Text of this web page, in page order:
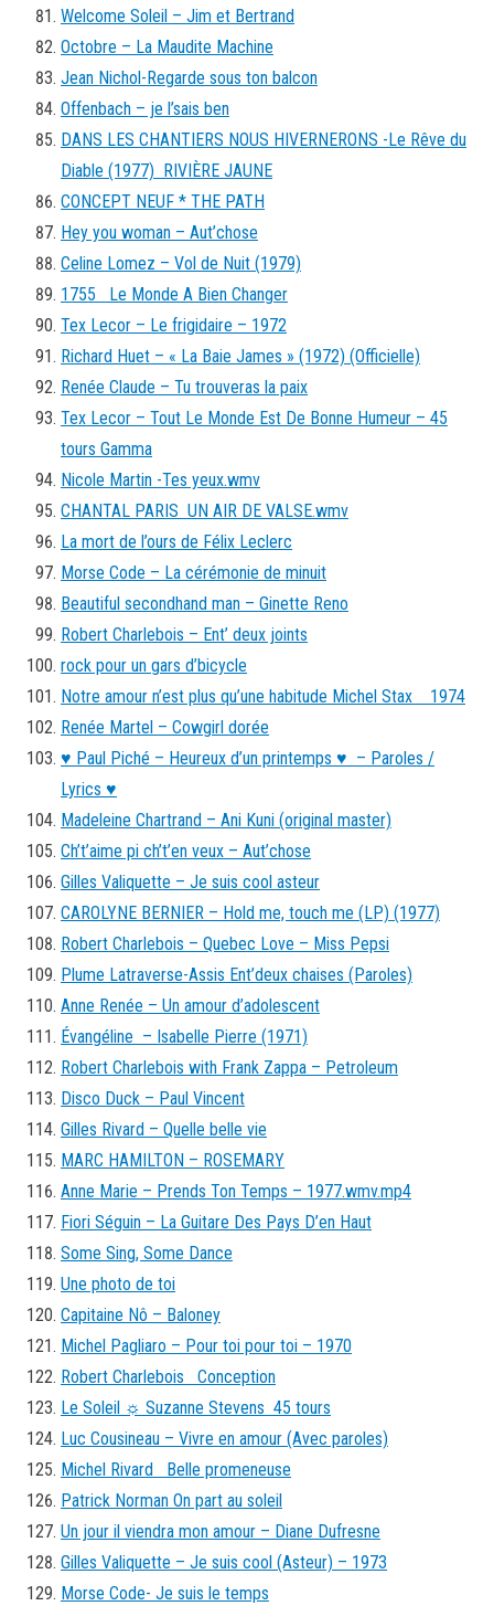
Welcome Soleil – Jim et Bertrand
Octobre – La Maudite Machine
Jean Nichol-Regarde sous ton balcon
Offenbach – je l’sais ben
DANS LES CHANTIERS NOUS HIVERNERONS -Le Rêve du
Diable (1977) RIVIÈRE JAUNE
CONCEPT NEUF * THE PATH
Hey you woman – Aut’chose
Celine Lomez – Vol de Nuit (1979)
1755 Le Monde A Bien Changer
Tex Lecor – Le frigidaire – 1972
Richard Huet – « La Baie James » (1972) (Officielle)
Renée Claude – Tu trouveras la paix
Tex Lecor – Tout Le Monde Est De Bonne Humeur – 45
tours Gamma
Nicole Martin -Tes yeux.wmv
CHANTAL PARIS UN AIR DE VALSE.wmv
La mort de l’ours de Félix Leclerc
Morse Code – La cérémonie de minuit
Beautiful secondhand man – Ginette Reno
Robert Charlebois – Ent’ deux joints
rock pour un gars d’bicycle
Notre amour n’est plus qu’une habitude Michel Stax 1974
Renée Martel – Cowgirl dorée
♥ Paul Piché – Heureux d’un printemps ♥ – Paroles /
Lyrics ♥
Madeleine Chartrand – Ani Kuni (original master)
Ch’t’aime pi ch’t’en veux – Aut’chose
Gilles Valiquette – Je suis cool asteur
CAROLYNE BERNIER – Hold me, touch me (LP) (1977)
Robert Charlebois – Quebec Love – Miss Pepsi
Plume Latraverse-Assis Ent’deux chaises (Paroles)
Anne Renée – Un amour d’adolescent
Évangéline – Isabelle Pierre (1971)
Robert Charlebois with Frank Zappa – Petroleum
Disco Duck – Paul Vincent
Gilles Rivard – Quelle belle vie
MARC HAMILTON – ROSEMARY
Anne Marie – Prends Ton Temps – 1977.wmv.mp4
Fiori Séguin – La Guitare Des Pays D’en Haut
Some Sing, Some Dance
Une photo de toi
Capitaine Nô – Baloney
Michel Pagliaro – Pour toi pour toi – 1970
Robert Charlebois Conception
Le Soleil ☼ Suzanne Stevens 45 tours
Luc Cousineau – Vivre en amour (Avec paroles)
Michel Rivard Belle promeneuse
Patrick Norman On part au soleil
Un jour il viendra mon amour – Diane Dufresne
Gilles Valiquette – Je suis cool (Asteur) – 1973
Morse Code- Je suis le temps